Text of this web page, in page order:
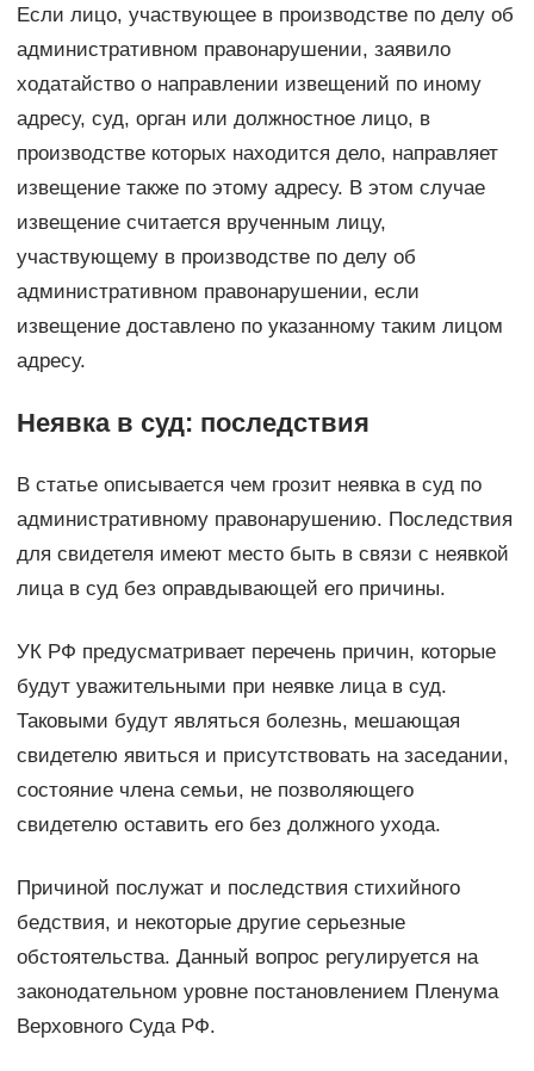
Если лицо, участвующее в производстве по делу об
административном правонарушении, заявило
ходатайство о направлении извещений по иному
адресу, суд, орган или должностное лицо, в
производстве которых находится дело, направляет
извещение также по этому адресу. В этом случае
извещение считается врученным лицу,
участвующему в производстве по делу об
административном правонарушении, если
извещение доставлено по указанному таким лицом
адресу.
Неявка в суд: последствия
В статье описывается чем грозит неявка в суд по
административному правонарушению. Последствия
для свидетеля имеют место быть в связи с неявкой
лица в суд без оправдывающей его причины.
УК РФ предусматривает перечень причин, которые
будут уважительными при неявке лица в суд.
Таковыми будут являться болезнь, мешающая
свидетелю явиться и присутствовать на заседании,
состояние члена семьи, не позволяющего
свидетелю оставить его без должного ухода.
Причиной послужат и последствия стихийного
бедствия, и некоторые другие серьезные
обстоятельства. Данный вопрос регулируется на
законодательном уровне постановлением Пленума
Верховного Суда РФ.